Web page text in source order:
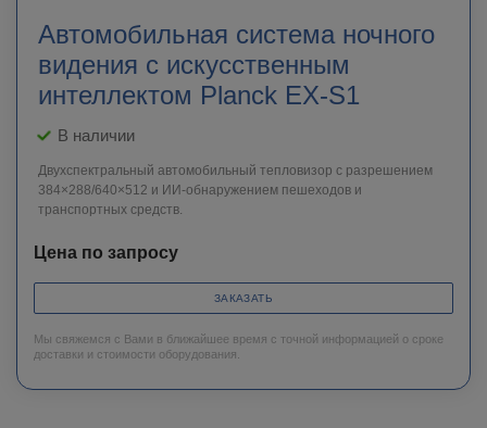
Автомобильная система ночного
видения с искусственным
интеллектом Planck EX-S1
В наличии
Двухспектральный автомобильный тепловизор с разрешением
384×288/640×512 и ИИ-обнаружением пешеходов и
транспортных средств.
Цена по запросу
ЗАКАЗАТЬ
Мы свяжемся с Вами в ближайшее время с точной информацией о сроке
доставки и стоимости оборудования.